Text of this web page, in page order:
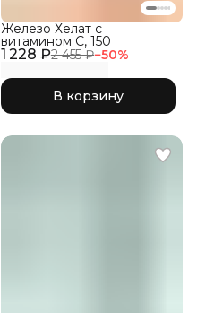
1 228 ₽2 455 ₽−50%
Железо Хелат с
витамином С, 150
В корзину